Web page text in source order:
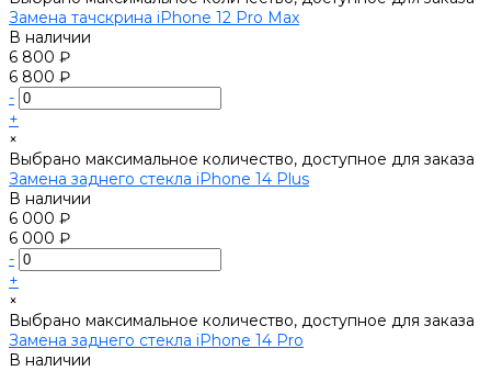
Замена тачскрина iPhone 12 Pro Max
В наличии
6 800 ₽
6 800 ₽
-
+
×
Выбрано максимальное количество, доступное для заказа
Замена заднего стекла iPhone 14 Plus
В наличии
6 000 ₽
6 000 ₽
-
+
×
Выбрано максимальное количество, доступное для заказа
Замена заднего стекла iPhone 14 Pro
В наличии